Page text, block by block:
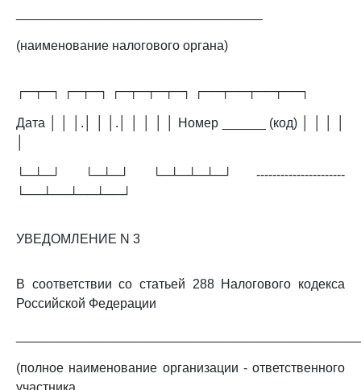
(наименование налогового органа)
┌─┬─┐ ┌─┬─┐ ┌─┬─┬─┬─┐ ┌──┬──┬──┬──┐
Дата │ │ │.│ │ │.│ │ │ │ │ Номер ______ (код) │ │ │ │
└─┴─┘ └─┴─┘ └─┴─┴─┴─┘ ----------------------
└──┴──┴──┴──┘
УВЕДОМЛЕНИЕ N 3
В соответствии со статьей 288 Налогового кодекса
Российской Федерации
(полное наименование организации - ответственного
участника